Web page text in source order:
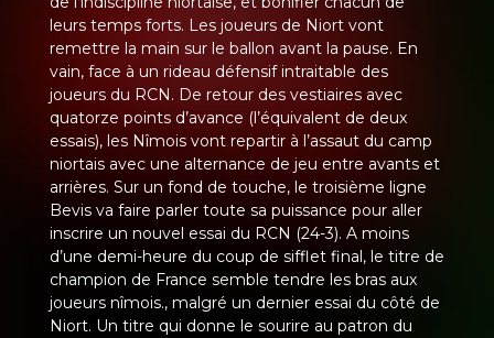
leurs temps forts. Les joueurs de Niort vont
remettre la main sur le ballon avant la pause. En
vain, face à un rideau défensif intraitable des
joueurs du RCN. De retour des vestiaires avec
quatorze points d’avance (l’équivalent de deux
essais), les Nîmois vont repartir à l’assaut du camp
niortais avec une alternance de jeu entre avants et
arrières. Sur un fond de touche, le troisième ligne
Bevis va faire parler toute sa puissance pour aller
inscrire un nouvel essai du RCN (24-3). A moins
d’une demi-heure du coup de sifflet final, le titre de
champion de France semble tendre les bras aux
joueurs nîmois., malgré un dernier essai du côté de
Niort. Un titre qui donne le sourire au patron du